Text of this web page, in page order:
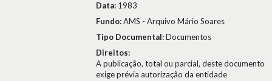
Data: 1983
Fundo:AMS - Arquivo Mário Soares
Tipo Documental:Documentos
Direitos:
A publicação, total ou parcial, deste documento
exige prévia autorização da entidade